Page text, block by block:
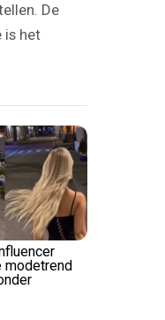
De
is het
modetrend